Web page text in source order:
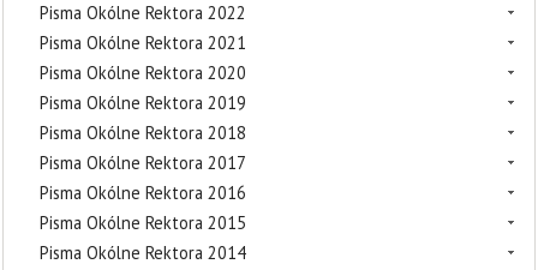
Pisma Okólne Rektora 2022
Pisma Okólne Rektora 2021
Pisma Okólne Rektora 2020
Pisma Okólne Rektora 2019
Pisma Okólne Rektora 2018
Pisma Okólne Rektora 2017
Pisma Okólne Rektora 2016
Pisma Okólne Rektora 2015
Pisma Okólne Rektora 2014